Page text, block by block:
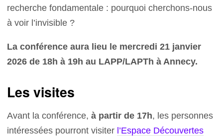
recherche fondamentale : pourquoi cherchons-nous
à voir l’invisible ?
La conférence aura lieu le mercredi 21 janvier
2026 de 18h à 19h au LAPP/LAPTh à Annecy.
Les visites
Avant la conférence,à partir de 17h, les personnes
intéressées pourront visiter l’Espace Découvertes